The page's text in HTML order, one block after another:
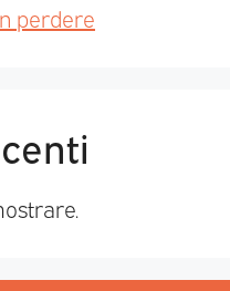
perdere